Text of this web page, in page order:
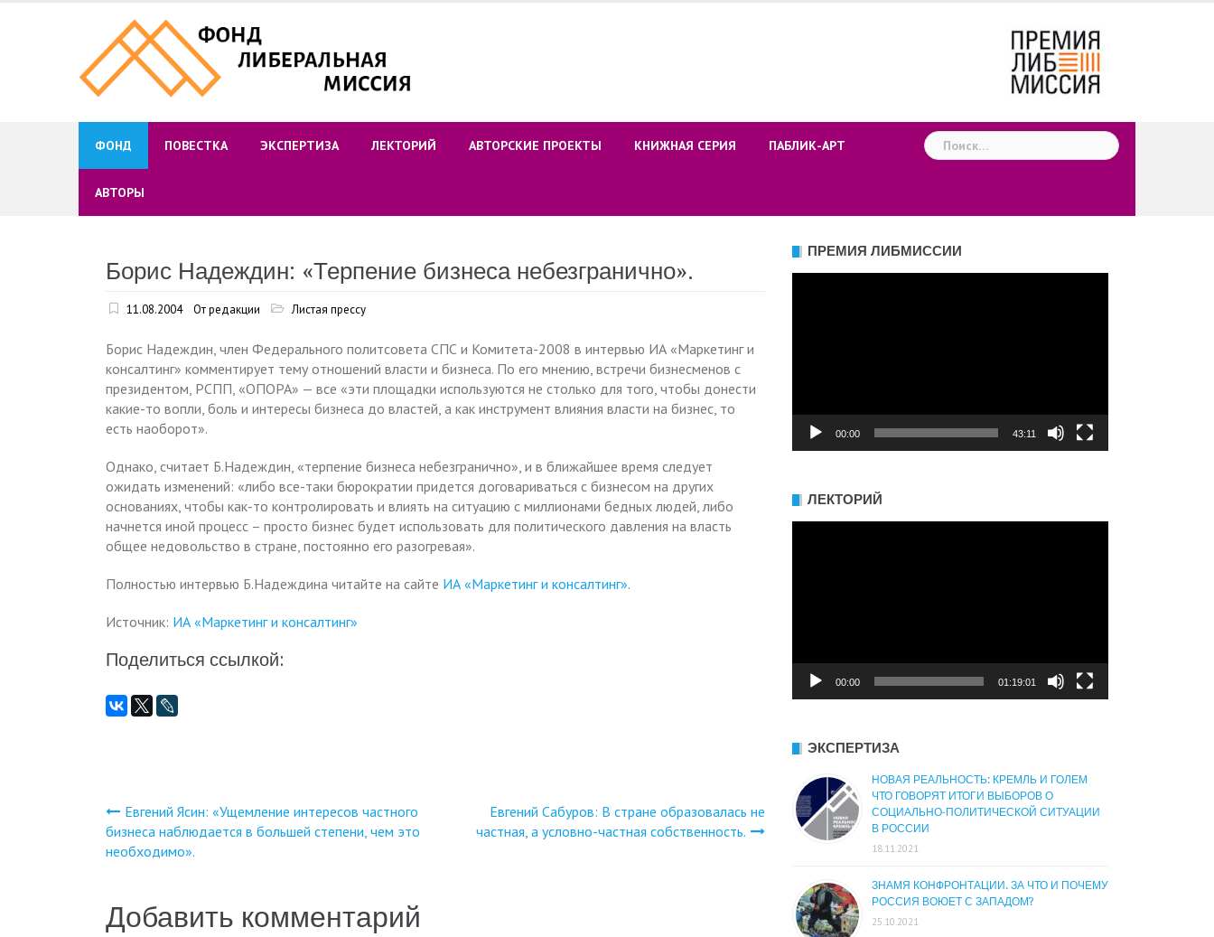
ФОНД ПОВЕСТКА ЭКСПЕРТИЗА ЛЕКТОРИЙ АВТОРСКИЕ ПРОЕКТЫ КНИЖНАЯ СЕРИЯ ПАБЛИК-АРТ
АВТОРЫ
Найти:
Борис Надеждин: «Терпение бизнеса небезгранично».
11.08.2004 От редакции Листая прессу
Борис Надеждин, член Федерального политсовета СПС и Комитета-2008 в интервью ИА «Маркетинг и
консалтинг» комментирует тему отношений власти и бизнеса. По его мнению, встречи бизнесменов с
президентом, РСПП, «ОПОРА» — все «эти площадки используются не столько для того, чтобы донести
какие-то вопли, боль и интересы бизнеса до властей, а как инструмент влияния власти на бизнес, то
есть наоборот».
Однако, считает Б.Надеждин, «терпение бизнеса небезгранично», и в ближайшее время следует
ожидать изменений: «либо все-таки бюрократии придется договариваться с бизнесом на других
основаниях, чтобы как-то контролировать и влиять на ситуацию с миллионами бедных людей, либо
начнется иной процесс – просто бизнес будет использовать для политического давления на власть
общее недовольство в стране, постоянно его разогревая».
Полностью интервью Б.Надеждина читайте на сайте ИА «Маркетинг и консалтинг».
Источник: ИА «Маркетинг и консалтинг»
Поделиться ссылкой:
Навигация
записям
Евгений Ясин: «Ущемление интересов частного
бизнеса наблюдается в большей степени, чем это
необходимо».
Евгений Сабуров: В стране образовалась не
частная, а условно-частная собственность.
Добавить комментарий
ПРЕМИЯ ЛИБМИССИИ
00:00 43:11
ЛЕКТОРИЙ
00:00 01:19:01
ЭКСПЕРТИЗА
НОВАЯ РЕАЛЬНОСТЬ: КРЕМЛЬ И ГОЛЕМ
ЧТО ГОВОРЯТ ИТОГИ ВЫБОРОВ О
СОЦИАЛЬНО-ПОЛИТИЧЕСКОЙ СИТУАЦИИ
В РОССИИ
18.11.2021
ЗНАМЯ КОНФРОНТАЦИИ. ЗА ЧТО И ПОЧЕМУ
РОССИЯ ВОЮЕТ С ЗАПАДОМ?
25.10.2021